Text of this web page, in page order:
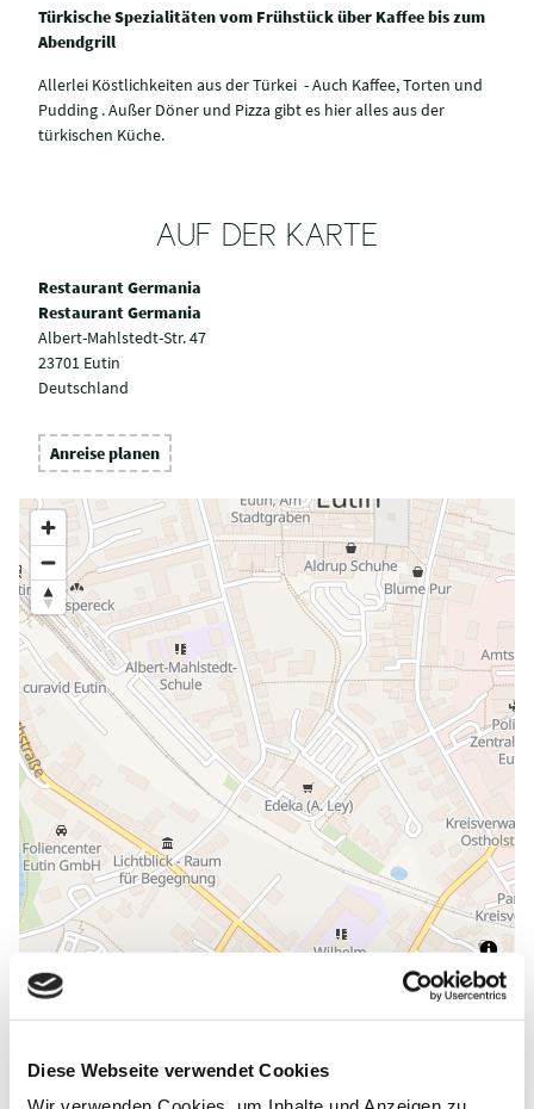
Diese Webseite verwendet Cookies
Türkische Spezialitäten vom Frühstück über Kaffee bis zum
Abendgrill
Allerlei Köstlichkeiten aus der Türkei - Auch Kaffee, Torten und
Pudding . Außer Döner und Pizza gibt es hier alles aus der
türkischen Küche.
AUF DER KARTE
Restaurant Germania
Restaurant Germania
Albert-Mahlstedt-Str. 47
23701 Eutin
Deutschland
Anreise planen
ALLGEMEINE INFORMATIONEN